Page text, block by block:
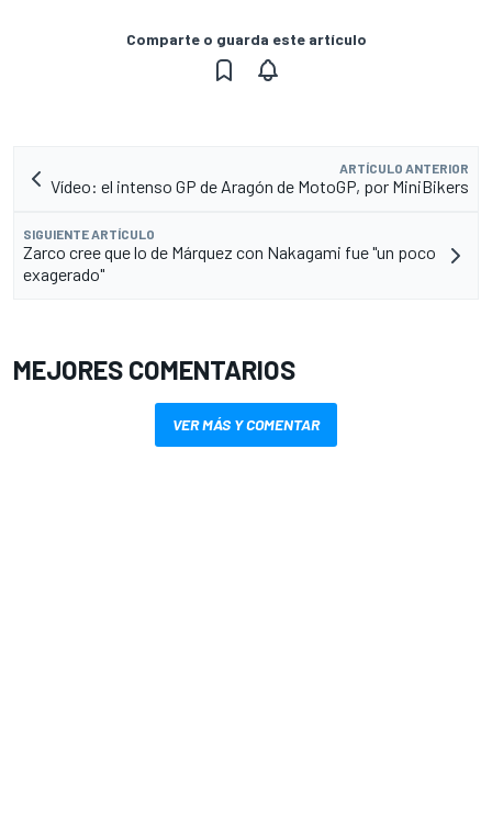
Comparte o guarda este artículo
ARTÍCULO ANTERIOR
Vídeo: el intenso GP de Aragón de MotoGP, por MiniBikers
SIGUIENTE ARTÍCULO
Zarco cree que lo de Márquez con Nakagami fue "un poco
exagerado"
MEJORES COMENTARIOS
VER MÁS Y COMENTAR